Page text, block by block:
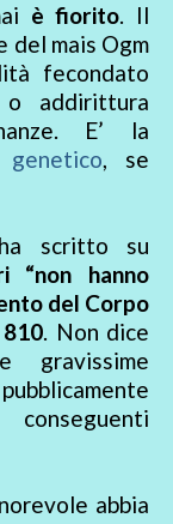
è fiorito. Il
mais Ogm
fecondato
o addirittura
E’ la
genetico, se
ha scritto su
“non hanno
del Corpo
. Non dice
abbia